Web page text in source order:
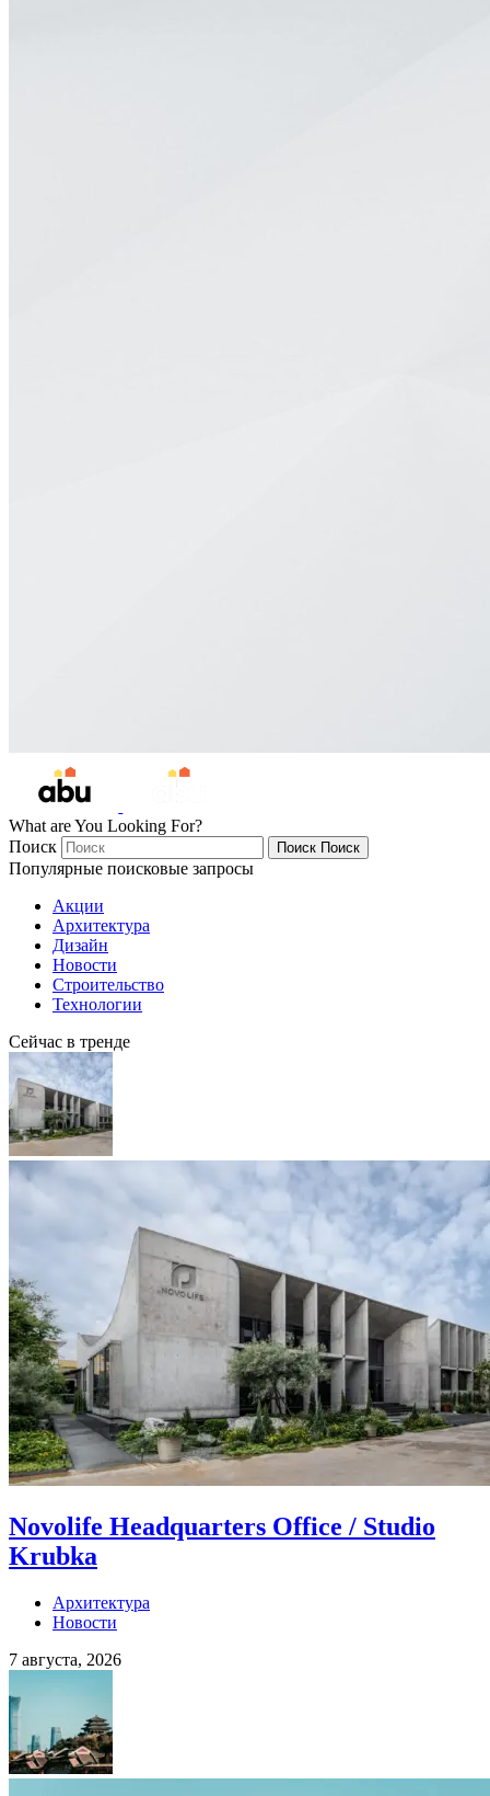
What are You Looking For?
Поиск
Поиск Поиск
Популярные поисковые запросы
Акции
Архитектура
Дизайн
Новости
Строительство
Технологии
Сейчас в тренде
Novolife Headquarters Office / Studio
Krubka
Архитектура
Новости
7 августа, 2026